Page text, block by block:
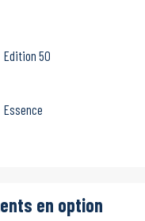
Edition 50
Essence
en option